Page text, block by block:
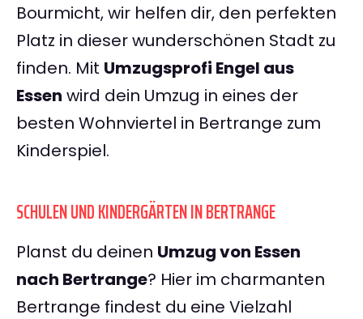
Bourmicht, wir helfen dir, den perfekten
Platz in dieser wunderschönen Stadt zu
finden. Mit Umzugsprofi Engel aus
Essen wird dein Umzug in eines der
besten Wohnviertel in Bertrange zum
Kinderspiel.
SCHULEN UND KINDERGÄRTEN IN BERTRANGE
Planst du deinen Umzug von Essen
nach Bertrange? Hier im charmanten
Bertrange findest du eine Vielzahl